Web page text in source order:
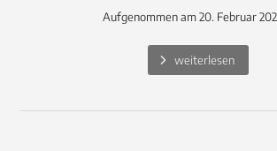
Aufgenommen am 20. Februar
weiterlesen